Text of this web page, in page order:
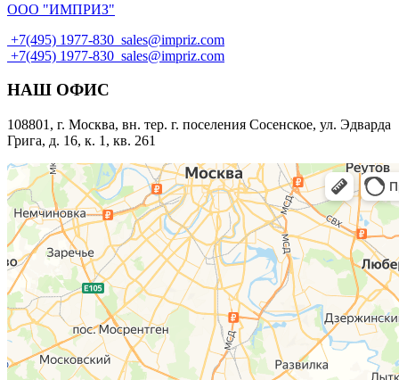
ООО "ИМПРИЗ"
+7(495) 1977-830 sales@impriz.com
+7(495) 1977-830 sales@impriz.com
НАШ ОФИС
108801, г. Москва, вн. тер. г. поселения Сосенское, ул. Эдварда
Грига, д. 16, к. 1, кв. 261